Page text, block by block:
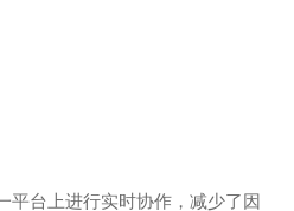
平台上进行实时协作，减少了因